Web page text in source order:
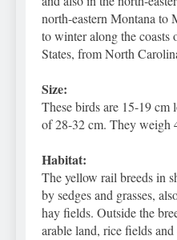
north-eastern Montana to
to winter along the coasts
States, from North
Size:
These birds are 15-19 cm
of 28-32 cm. They weigh
Habitat:
The yellow rail breeds in
by sedges and grasses,
hay fields. Outside the
arable land, rice fields and